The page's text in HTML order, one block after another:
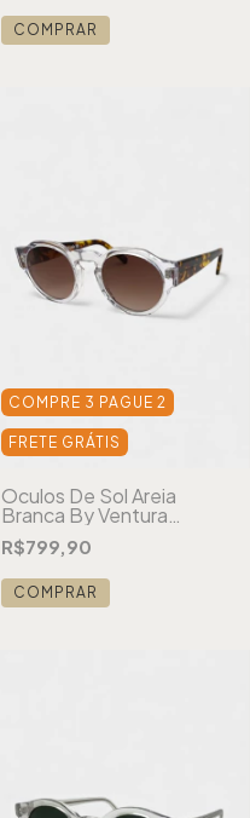
COMPRAR
COMPRE 3 PAGUE 2
FRETE GRÁTIS
Óculos De Sol Areia
Branca By Ventura
London Cristal
R$799,90
COMPRAR